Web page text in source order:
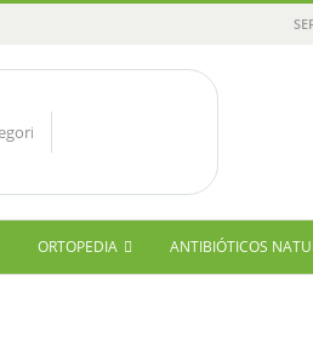
ORTOPEDIA ANTIBIÓTICOS